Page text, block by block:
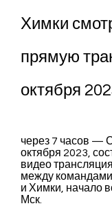
Химки
прямую
октября
через 7 часов —
октября 2023,
видео
между
и Химки, начало
Мск.